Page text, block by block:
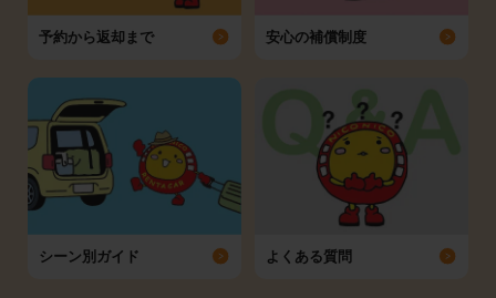
予約から返却まで 安心の補償制度
シーン別ガイド よくある質問